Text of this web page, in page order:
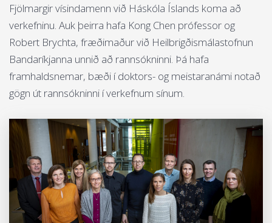
Fjölmargir vísindamenn við Háskóla Íslands koma að
verkefninu. Auk þeirra hafa Kong Chen prófessor og
Robert Brychta, fræðimaður við Heilbrigðismálastofnun
Bandaríkjanna unnið að rannsókninni. Þá hafa
framhaldsnemar, bæði í doktors- og meistaranámi notað
gögn út rannsókninni í verkefnum sínum.